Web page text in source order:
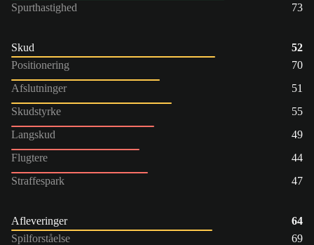
Spurthastighed
73
Skud
52
Positionering
70
Afslutninger
51
Skudstyrke
55
Langskud
49
Flugtere
44
Straffespark
47
Afleveringer
64
Spilforståelse
69